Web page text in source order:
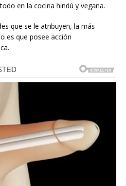
en la cocina hindú y vegana.
que se le atribuyen, la más
es que posee acción